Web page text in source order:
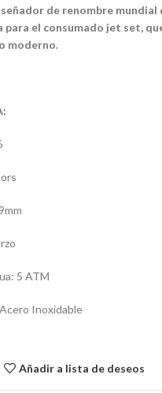
de renombre
para el consumado jet set,
moderno.
5 ATM
Inoxidable
Añadir a lista de deseos